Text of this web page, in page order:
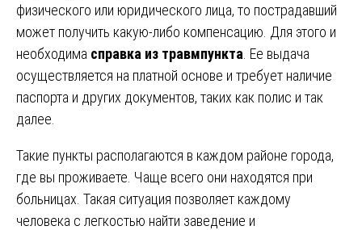
физического или юридического лица, то пострадавший
может получить какую-либо компенсацию. Для этого и
необходима cправка из травмпункта . Ее выдача
осуществляется на платной основе и требует наличие
паспорта и других документов, таких как полис и так
далее.
Такие пункты располагаются в каждом районе города,
где вы проживаете. Чаще всего они находятся при
больницах. Такая ситуация позволяет каждому
человека с легкостью найти заведение и